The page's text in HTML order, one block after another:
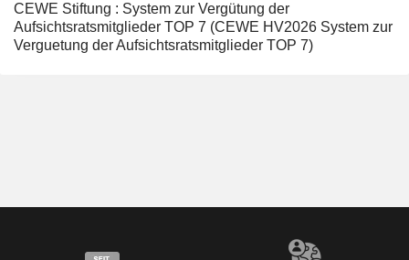
CEWE Stiftung : System zur Vergütung der
Aufsichtsratsmitglieder TOP 7 (CEWE HV2026 System zur
Verguetung der Aufsichtsratsmitglieder TOP 7)